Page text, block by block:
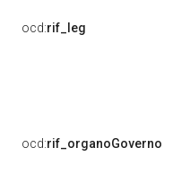
ocd:rif_leg
ocd:rif_organoGoverno